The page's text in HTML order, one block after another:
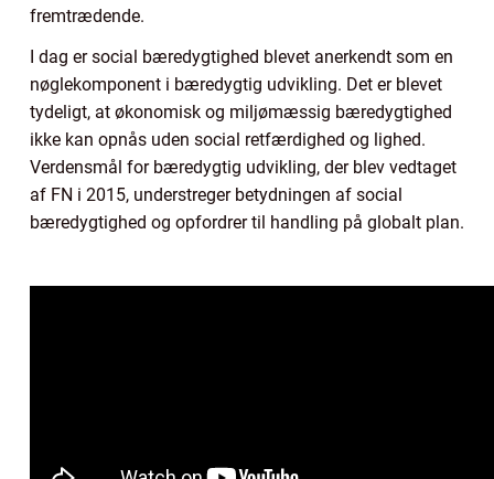
fremtrædende.
I dag er social bæredygtighed blevet anerkendt som en
nøglekomponent i bæredygtig udvikling. Det er blevet
tydeligt, at økonomisk og miljømæssig bæredygtighed
ikke kan opnås uden social retfærdighed og lighed.
Verdensmål for bæredygtig udvikling, der blev vedtaget
af FN i 2015, understreger betydningen af social
bæredygtighed og opfordrer til handling på globalt plan.